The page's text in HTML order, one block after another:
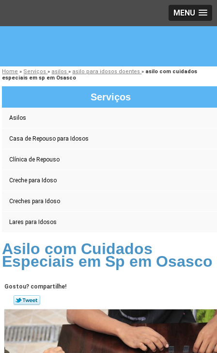
MENU
Home » Serviços» asilos» asilo para idosos doentes» asilo com cuidados
especiais em sp em Osasco
Serviços
Asilos
Casa de Repouso para Idosos
Clínica de Repouso
Creche para Idoso
Creches para Idoso
Lares para Idosos
Asilo com Cuidados
Especiais em Sp em Osasco
Gostou? compartilhe!